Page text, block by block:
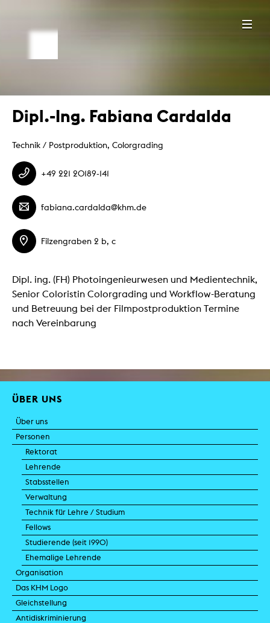
Dipl.-Ing. Fabiana Cardalda
Technik / Postproduktion, Colorgrading
+49 221 20189-141
fabiana.cardalda@khm.de
Filzengraben 2 b, c
Dipl. ing. (FH) Photoingenieurwesen und Medientechnik,
Senior Coloristin Colorgrading und Workflow-Beratung
und Betreuung bei der Filmpostproduktion Termine
nach Vereinbarung
ÜBER UNS
Über uns
Personen
Rektorat
Lehrende
Stabsstellen
Verwaltung
Technik für Lehre / Studium
Fellows
Studierende (seit 1990)
Ehemalige Lehrende
Organisation
Das KHM Logo
Gleichstellung
Antidiskriminierung